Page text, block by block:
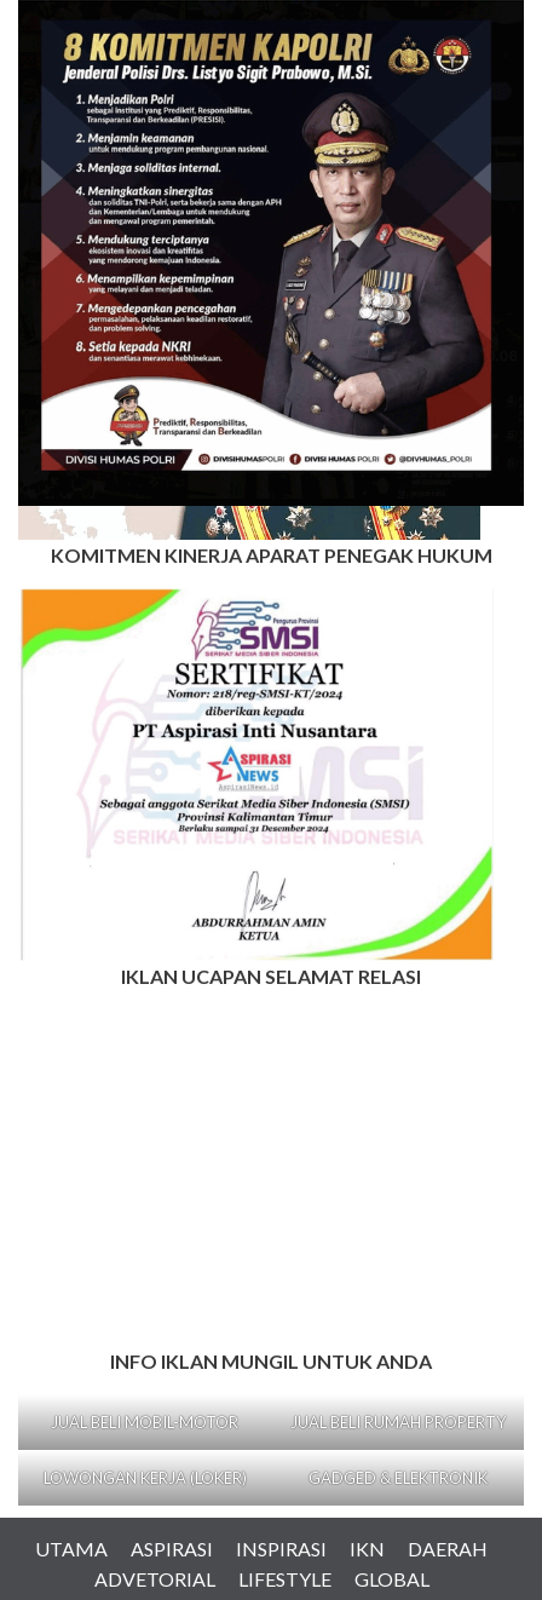
KOMITMEN KINERJA APARAT PENEGAK HUKUM
IKLAN UCAPAN SELAMAT RELASI
INFO IKLAN MUNGIL UNTUK ANDA
JUAL BELI MOBIL-MOTOR JUAL BELI RUMAH PROPERTY
LOWONGAN KERJA (LOKER) GADGED & ELEKTRONIK
UTAMA ASPIRASI INSPIRASI IKN
DAERAH
ADVETORIAL
LIFESTYLE
GLOBAL